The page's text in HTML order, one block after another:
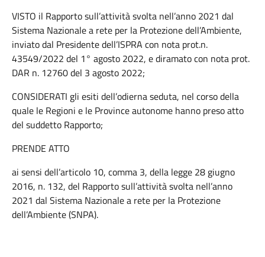
VISTO il Rapporto sull’attività svolta nell’anno 2021 dal
Sistema Nazionale a rete per la Protezione dell’Ambiente,
inviato dal Presidente dell’ISPRA con nota prot.n.
43549/2022 del 1° agosto 2022, e diramato con nota prot.
DAR n. 12760 del 3 agosto 2022;
CONSIDERATI gli esiti dell’odierna seduta, nel corso della
quale le Regioni e le Province autonome hanno preso atto
del suddetto Rapporto;
PRENDE ATTO
ai sensi dell’articolo 10, comma 3, della legge 28 giugno
2016, n. 132, del Rapporto sull’attività svolta nell’anno
2021 dal Sistema Nazionale a rete per la Protezione
dell’Ambiente (SNPA).